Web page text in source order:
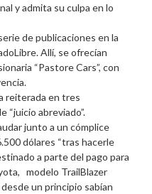
y admita su culpa en lo
de publicaciones en la
Allí, se ofrecían
“Pastore Cars”, con
reiterada en tres
“juicio abreviado”.
junto a un cómplice
dólares “tras hacerle
a parte del pago para
modelo TrailBlazer
un principio sabían